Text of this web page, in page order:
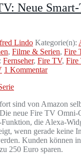
Neue
Lindo Kategorie(n):
, Filme & Serien, Fire
Fernseher, Fire TV, Fire
1 Kommentar
sind von Amazon
neue Fire TV
die Alexa-
wenn gerade keine
Kunden können
250 Euro sparen.